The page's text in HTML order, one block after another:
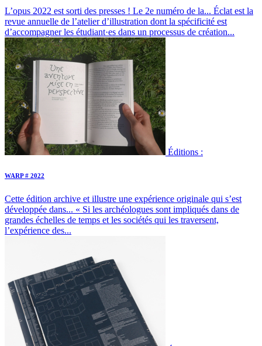
L’opus 2022 est sorti des presses ! Le 2e numéro de la... Éclat est la
revue annuelle de l’atelier d’illustration dont la spécificité est
d’accompagner les étudiant·es dans un processus de création...
Éditions :
WARP # 2022
Cette édition archive et illustre une expérience originale qui s’est
développée dans... « Si les archéologues sont impliqués dans de
grandes échelles de temps et les sociétés qui les traversent,
l’expérience des...